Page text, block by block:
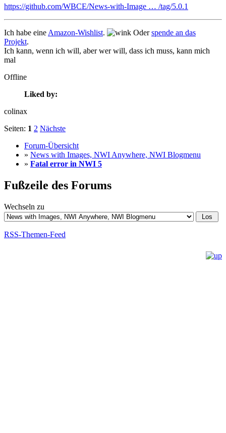
https://github.com/WBCE/News-with-Image … /tag/5.0.1
Ich habe eine Amazon-Wishlist. Oderspende an das
Projekt.
Ich kann, wenn ich will, aber wer will, dass ich muss, kann mich
mal
Offline
Liked by:
colinax
Seiten: 1 2 Nächste
Forum-Übersicht
» News with Images, NWI Anywhere, NWI Blogmenu
» Fatal error in NWI 5
Fußzeile des Forums
Wechseln zu
RSS-Themen-Feed